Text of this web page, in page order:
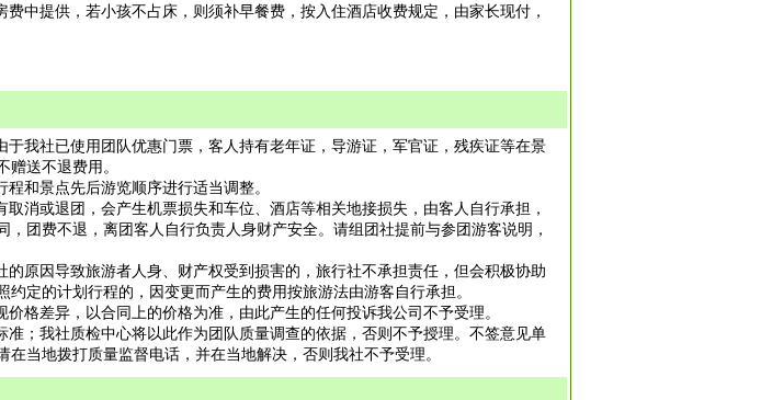
中提供，若小孩不占床，则须补早餐费，按入住酒店收费规定，由家长现付，
我社已使用团队优惠门票，客人持有老年证，导游证，军官证，残疾证等在景
送不退费用。
和景点先后游览顺序进行适当调整。
消或退团，会产生机票损失和车位、酒店等相关地接损失，由客人自行承担，
团费不退，离团客人自行负责人身财产安全。请组团社提前与参团游客说明，
原因导致旅游者人身、财产权受到损害的，旅行社不承担责任，但会积极协助
定的计划行程的，因变更而产生的费用按旅游法由游客自行承担。
格差异，以合同上的价格为准，由此产生的任何投诉我公司不予受理。
；我社质检中心将以此作为团队质量调查的依据，否则不予授理。不签意见单
当地拨打质量监督电话，并在当地解决，否则我社不予受理。